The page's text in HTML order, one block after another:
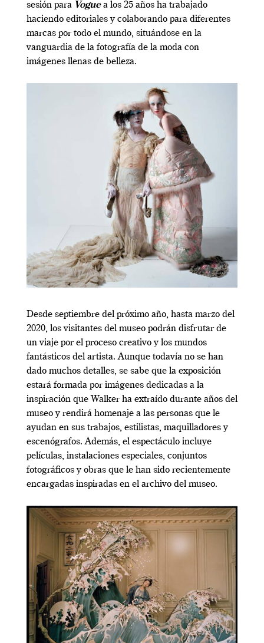
sesión para Voguea los 25 años ha trabajado
haciendo editoriales y colaborando para diferentes
marcas por todo el mundo, situándose en la
vanguardia de la fotografía de la moda con
imágenes llenas de belleza.
Desde septiembre del próximo año, hasta marzo del
2020, los visitantes del museo podrán disfrutar de
un viaje por el proceso creativo y los mundos
fantásticos del artista. Aunque todavía no se han
dado muchos detalles, se sabe que la exposición
estará formada por imágenes dedicadas a la
inspiración que Walker ha extraído durante años del
museo y rendirá homenaje a las personas que le
ayudan en sus trabajos, estilistas, maquilladores y
escenógrafos. Además, el espectáculo incluye
películas, instalaciones especiales, conjuntos
fotográficos y obras que le han sido recientemente
encargadas inspiradas en el archivo del museo.